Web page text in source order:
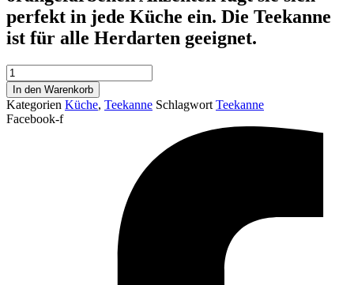
perfekt in jede Küche ein. Die Teekanne
ist für alle Herdarten geeignet.
Granit
Teekanne
mit
Glasdeckel
Menge
In den Warenkorb
Kategorien Küche, Teekanne Schlagwort Teekanne
Facebook-f